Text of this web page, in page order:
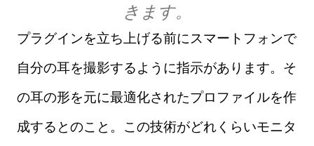
きます。
プラグインを立ち上げる前にスマートフォンで
自分の耳を撮影するように指示があります。そ
の耳の形を元に最適化されたプロファイルを作
成するとのこと。この技術がどれくらいモニタ